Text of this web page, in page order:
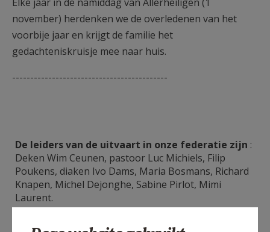
november) herdenken we de overledenen van het
voorbije jaar en krijgt de familie het
gedachteniskruisje mee naar huis.
-------------------------------------------
De leiders van de uitvaart in onze federatie zijn :
Deken Wim Ceunen, pastoor Luc Michiels, Filip
Poukens, diaken Ivo Dams, Maria Bosmans, Richard
Knapen, Michel Dejonghe, Sabine Pirlot, Mimi
Laurent.